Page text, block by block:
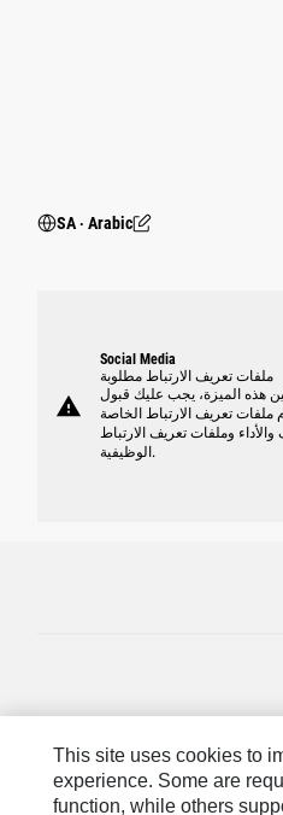
SA ‧ Arabic
warning
Social Media
ملفات تعريف الارتباط مطلوبة
هذه الميزة، يجب عليك قبول
ملفات تعريف الارتباط الخاصة
والأداء وملفات تعريف الارتباط
الوظيفية.
This site uses cookies to
experience. Some are
function, while others